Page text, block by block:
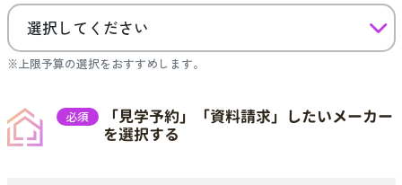
※上限予算の選択をおすすめします。
必須
「見学予約」「資料請求」したいメーカー
を選択する